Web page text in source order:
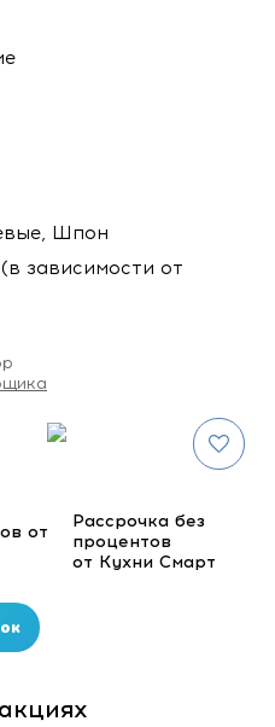
Шпон
зависимости от
Рассрочка без
процентов
от Кухни Смарт